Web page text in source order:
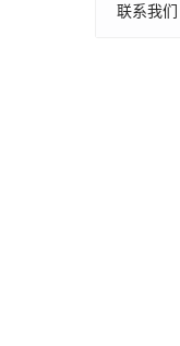
联系我们